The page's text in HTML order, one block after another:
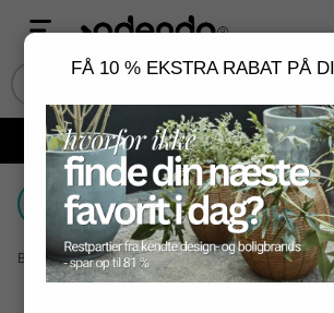
Fri fragt ved køb over 599 kr. og
Vælg et filter
Bolig og design│Farve│Grøn
FÅ 10 % EKSTRA RABAT PÅ